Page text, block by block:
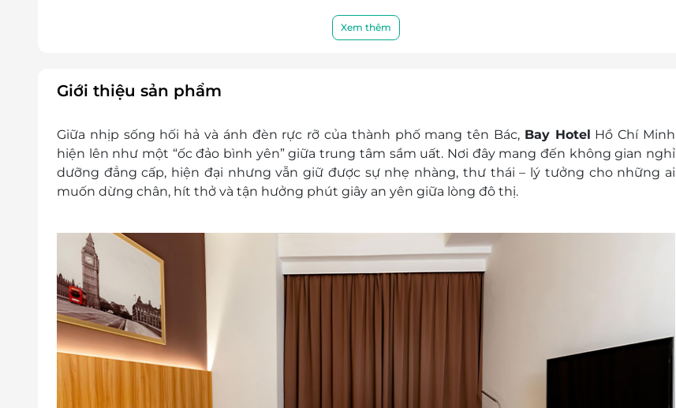
Tiện nghi: Phòng ngủ được trang bị đầy đủ các trang thiết bị hiện đại
Miễn phí nước uống mỗi ngày trong phòng
Dịch vụ không bao gồm: Chi phí cá nhân và các chi phí phát sinh khác
Chính sách trẻ em và phụ thu khác:
Trẻ em trên 11 tuổi được tính như người lớn. Trẻ em dưới 6 tuổi ngủ chung giường với bố
mẹ được miễn phí
VNĐ/ngày. Trẻ em dưới 6 tuổi được miễn phí ăn sáng
Điều kiện đặt & nhận phòng
Đặt ít nhất 7 - 10 ngày trước ngày đến lưu trú (tùy tình trạng phòng). Giai đoạn cao điểm
cần đặt trước 3 tuần
Giờ nhận phòng: Sau 14h00 / Giờ trả phòng: Trước 12h00
Check in sớm - Check out muộn: tùy thuộc vào tình trạng phòng và có thể sẽ phụ thu
theo quy định của khách sạn
Hotline đặt phòng & tư vấn (9h-20h): 1900 2065 / 0702 804 262
Văn phòng HCM: 028 6680 8757
Xem thêm
Giới thiệu sản phẩm
Giữa nhịp sống hối hả và ánh đèn rực rỡ của thành phố mang tên Bác, Bay Hotel Hồ Chí Minh
hiện lên như một “ốc đảo bình yên” giữa trung tâm sầm uất. Nơi đây mang đến không gian nghỉ
dưỡng đẳng cấp, hiện đại nhưng vẫn giữ được sự nhẹ nhàng, thư thái – lý tưởng cho những ai
muốn dừng chân, hít thở và tận hưởng phút giây an yên giữa lòng đô thị.